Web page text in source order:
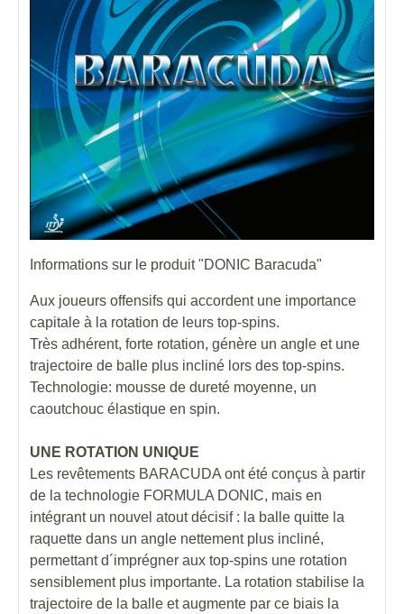
Informations sur le produit "DONIC Baracuda"
Aux joueurs offensifs qui accordent une importance
capitale à la rotation de leurs top-spins.
Très adhérent, forte rotation, génère un angle et une
trajectoire de balle plus incliné lors des top-spins.
Technologie: mousse de dureté moyenne, un
caoutchouc élastique en spin.
UNE ROTATION UNIQUE
Les revêtements BARACUDA ont été conçus à partir
de la technologie FORMULA DONIC, mais en
intégrant un nouvel atout décisif : la balle quitte la
raquette dans un angle nettement plus incliné,
permettant d´imprégner aux top-spins une rotation
sensiblement plus importante. La rotation stabilise la
trajectoire de la balle et augmente par ce biais la